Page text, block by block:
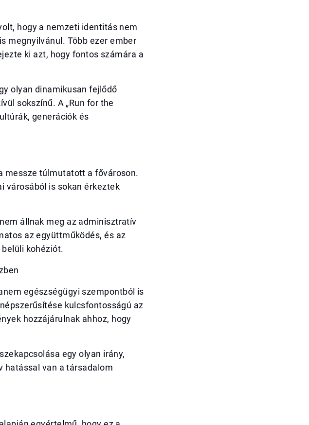
hogy a nemzeti identitás nem
megnyilvánul. Több ezer ember
ki azt, hogy fontos számára a
olyan dinamikusan fejlődő
sokszínű. A „Run for the
generációk és
messze túlmutatott a fővároson.
városából is sokan érkeztek
állnak meg az adminisztratív
az együttműködés, és az
kohéziót.
egészségügyi szempontból is
kulcsfontosságú az
hozzájárulnak ahhoz, hogy
egy olyan irány,
hatással van a társadalom